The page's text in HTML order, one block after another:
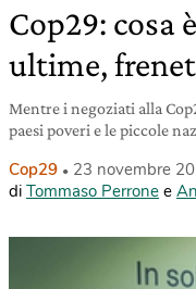
Cop29: cosa
ultime,
Mentre i negoziati alla
paesi poveri e le piccole
Cop29
23 novembre
di Tommaso Perrone e